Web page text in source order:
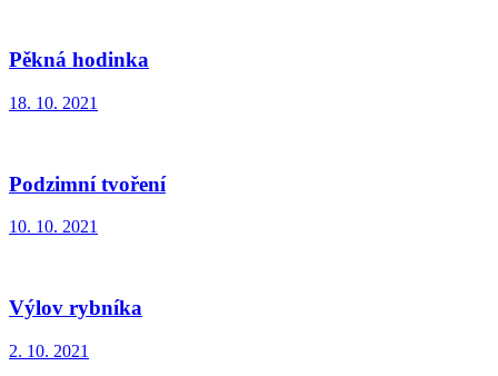
Pěkná hodinka
18. 10. 2021
Podzimní tvoření
10. 10. 2021
Výlov rybníka
2. 10. 2021